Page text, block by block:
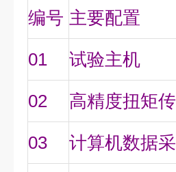
编号 主要配置
01 试验主机
02 高精度扭矩
03 计算机数据